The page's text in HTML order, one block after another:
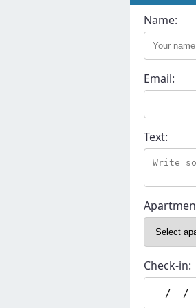
Name:
Email:
Text:
Check-in: